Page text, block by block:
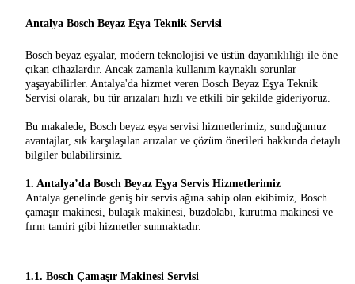
Antalya Bosch Beyaz Eşya Teknik Servisi
Bosch beyaz eşyalar, modern teknolojisi ve üstün dayanıklılığı ile öne
çıkan cihazlardır. Ancak zamanla kullanım kaynaklı sorunlar
yaşayabilirler. Antalya'da hizmet veren Bosch Beyaz Eşya Teknik
Servisi olarak, bu tür arızaları hızlı ve etkili bir şekilde gideriyoruz.
Bu makalede, Bosch beyaz eşya servisi hizmetlerimiz, sunduğumuz
avantajlar, sık karşılaşılan arızalar ve çözüm önerileri hakkında detaylı
bilgiler bulabilirsiniz.
1. Antalya’da Bosch Beyaz Eşya Servis Hizmetlerimiz
Antalya genelinde geniş bir servis ağına sahip olan ekibimiz, Bosch
çamaşır makinesi, bulaşık makinesi, buzdolabı, kurutma makinesi ve
fırın tamiri gibi hizmetler sunmaktadır.
1.1. Bosch Çamaşır Makinesi Servisi